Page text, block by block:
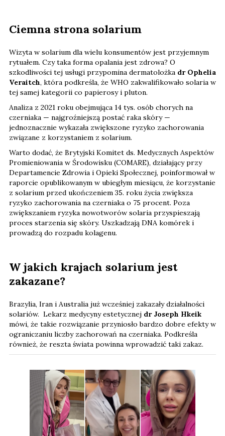
Ciemna strona solarium
Wizyta w solarium dla wielu konsumentów jest przyjemnym
rytuałem. Czy taka forma opalania jest zdrowa? O
szkodliwości tej usługi przypomina dermatolożka dr Ophelia
Veraitch, która podkreśla, że WHO zakwalifikowało solaria w
tej samej kategorii co papierosy i pluton.
Analiza z 2021 roku obejmująca 14 tys. osób chorych na
czerniaka — najgroźniejszą postać raka skóry —
jednoznacznie wykazała zwiększone ryzyko zachorowania
związane z korzystaniem z solarium.
Warto dodać, że Brytyjski Komitet ds. Medycznych Aspektów
Promieniowania w Środowisku (COMARE), działający przy
Departamencie Zdrowia i Opieki Społecznej, poinformował w
raporcie opublikowanym w ubiegłym miesiącu, że korzystanie
z solarium przed ukończeniem 35. roku życia zwiększa
ryzyko zachorowania na czerniaka o 75 procent. Poza
zwiększaniem ryzyka nowotworów solaria przyspieszają
proces starzenia się skóry. Uszkadzają DNA komórek i
prowadzą do rozpadu kolagenu.
W jakich krajach solarium jest
zakazane?
Brazylia, Iran i Australia już wcześniej zakazały działalności
solariów. Lekarz medycyny estetycznej dr Joseph Hkeik
mówi, że takie rozwiązanie przyniosło bardzo dobre efekty w
ograniczaniu liczby zachorowań na czerniaka. Podkreśla
również, że reszta świata powinna wprowadzić taki zakaz.